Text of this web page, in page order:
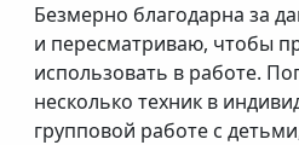
Безмерно благодарна за
и пересматриваю, чтобы
использовать в работе.
несколько техник в
групповой работе с